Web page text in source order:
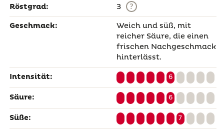
Röstgrad: 3 ?
Geschmack:
Weich und süß, mit
reicher Säure, die einen
frischen Nachgeschmack
hinterlässt.
Intensität: 6
Säure: 6
Süße: 7